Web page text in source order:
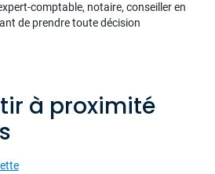
comptable, notaire, conseiller en
de prendre toute décision
à proximité